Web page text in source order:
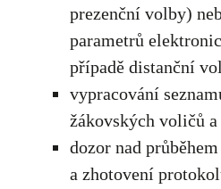
prezenční volby)
parametrů
případě distanční
vypracování
žákovských voličů a
dozor nad
a zhotovení